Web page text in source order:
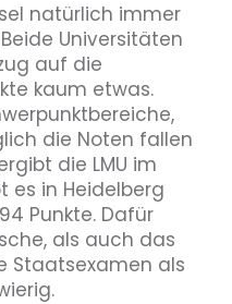
natürlich immer
Universitäten
auf die
kaum etwas.
die Noten fallen
die LMU im
es in Heidelberg
Punkte. Dafür
als auch das
Staatsexamen als